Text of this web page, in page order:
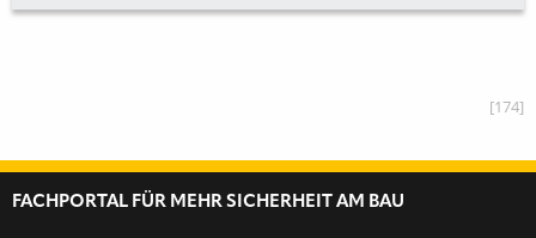
[174]
FACHPORTAL FÜR MEHR SICHERHEIT AM BAU